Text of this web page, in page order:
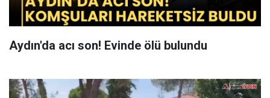
Aydın'da acı son! Evinde ölü bulundu